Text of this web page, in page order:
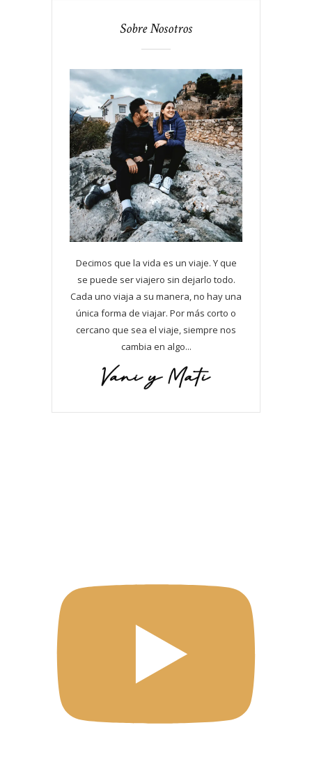
Sobre Nosotros
Decimos que la vida es un viaje. Y que
se puede ser viajero sin dejarlo todo.
Cada uno viaja a su manera, no hay una
única forma de viajar. Por más corto o
cercano que sea el viaje, siempre nos
cambia en algo...